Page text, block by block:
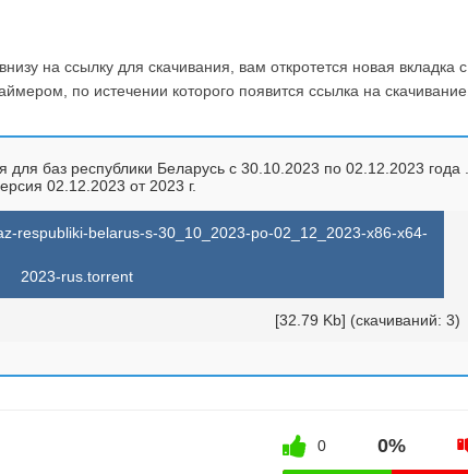
на ссылку для скачивания, вам откротется новая вкладка с
по истечении которого появится ссылка на скачивание.
баз республики Беларусь с 30.10.2023 по 02.12.2023 года .
02.12.2023 от 2023 г.
respubliki-belarus-s-30_10_2023-po-02_12_2023-x86-x64-
2023-rus.torrent
[32.79 Kb] (cкачиваний: 3)
0 0%